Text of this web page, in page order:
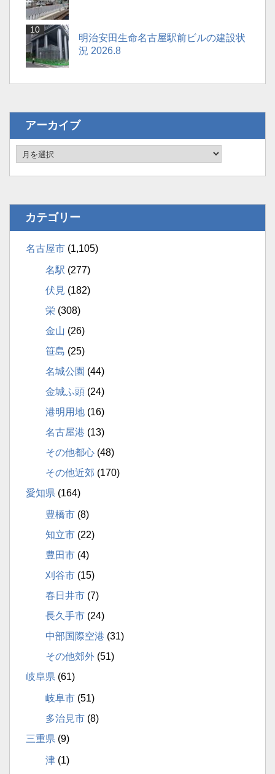
明治安田生命名古屋駅前ビルの建設状
況 2026.8
アーカイブ
カテゴリー
名古屋市 (1,105)
名駅 (277)
伏見 (182)
栄 (308)
金山 (26)
笹島 (25)
名城公園 (44)
金城ふ頭 (24)
港明用地 (16)
名古屋港 (13)
その他都心 (48)
その他近郊 (170)
愛知県 (164)
豊橋市 (8)
知立市 (22)
豊田市 (4)
刈谷市 (15)
春日井市 (7)
長久手市 (24)
中部国際空港 (31)
その他郊外 (51)
岐阜県 (61)
岐阜市 (51)
多治見市 (8)
三重県 (9)
津 (1)